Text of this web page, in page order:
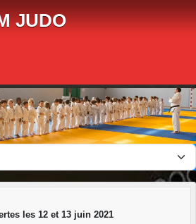
JUDO
les 12 et 13 juin 2021